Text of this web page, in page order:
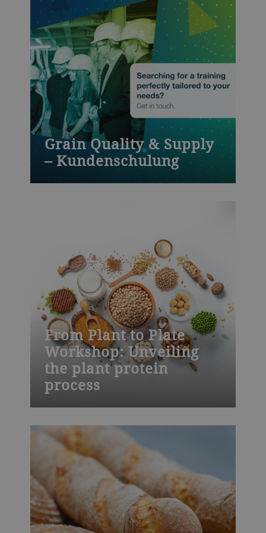
which covers inspection activities,
cleaning work and lubrication based on
maintenance plans and much more.
Grain Quality & Supply
– Kundenschulung
Kompetente Mitarbeiter – ohne sie läuft
durchgeführt werden und Ihre
Produktionsstandorte möglichst immer
verfügbar sind.
From Plant to Plate
Workshop: Unveiling
the plant protein
process
require, among other things, lower
footprints in food production to provide
enough food on a sustainable level. This
workshop provides insights on alternative
protein sources and their processing from
crops to concentrates and isolates and